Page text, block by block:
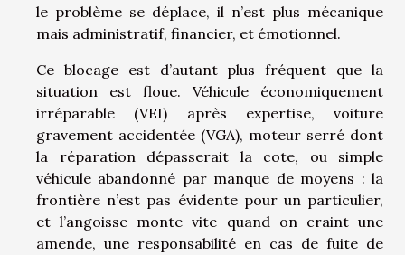
le problème se déplace, il n’est plus mécanique
mais administratif, financier, et émotionnel.
Ce blocage est d’autant plus fréquent que la
situation est floue. Véhicule économiquement
irréparable (VEI) après expertise, voiture
gravement accidentée (VGA), moteur serré dont
la réparation dépasserait la cote, ou simple
véhicule abandonné par manque de moyens : la
frontière n’est pas évidente pour un particulier,
et l’angoisse monte vite quand on craint une
amende, une responsabilité en cas de fuite de